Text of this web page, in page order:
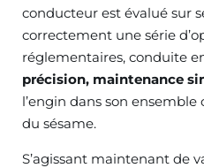
conducteur est évalué sur
correctement une série
réglementaires, conduite
précision, maintenance
l’engin dans son
du sésame.
S’agissant maintenant de